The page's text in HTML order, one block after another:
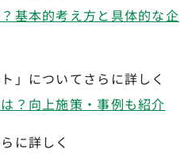
基本的考え方と具体的な企
」についてさらに詳しく
？向上施策・事例も紹介
に詳しく